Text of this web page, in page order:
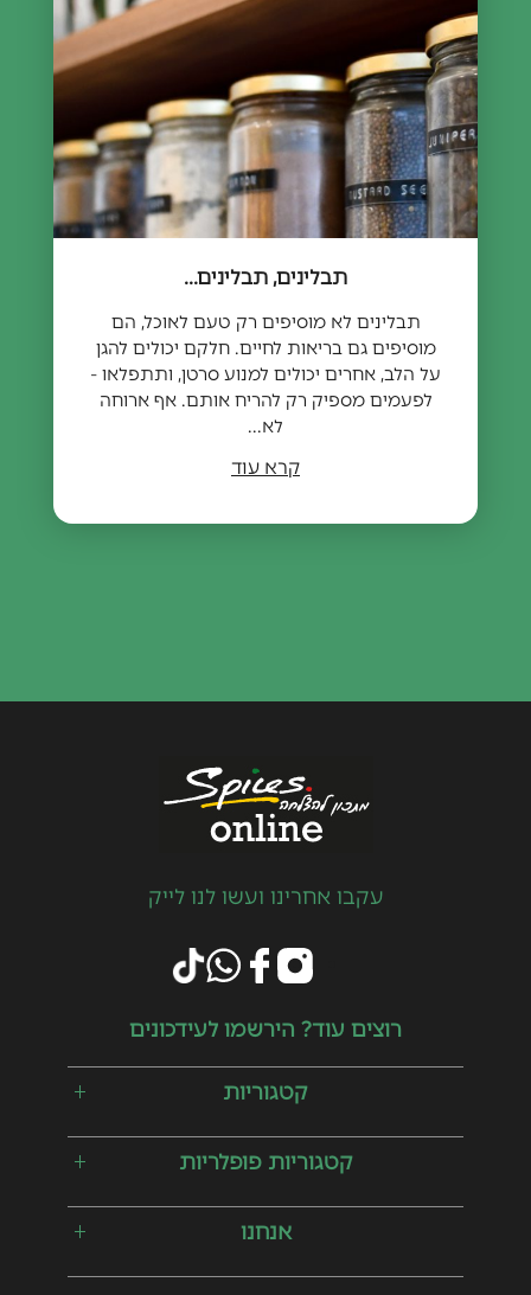
תבלינים, תבלינים...
תבלינים לא מוסיפים רק טעם לאוכל, הם
מוסיפים גם בריאות לחיים. חלקם יכולים להגן
על הלב, אחרים יכולים למנוע סרטן, ותתפלאו -
לפעמים מספיק רק להריח אותם. אף ארוחה
לא...
קרא עוד
עקבו אחרינו ועשו לנו לייק
רוצים עוד? הירשמו לעידכונים
קטגוריות
קטגוריות פופלריות
אנחנו